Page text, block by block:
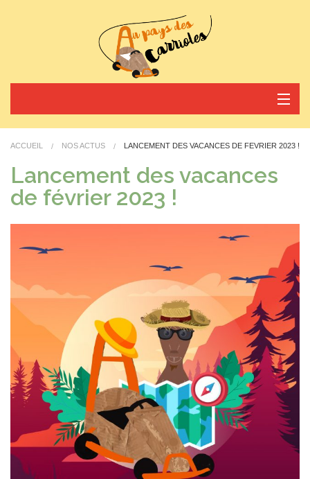
Nos activités
Nos actus
ACCUEIL NOS ACTUS LANCEMENT DES VACANCES DE FÉVRIER 2023 !
Lancement des vacances
de février 2023 !